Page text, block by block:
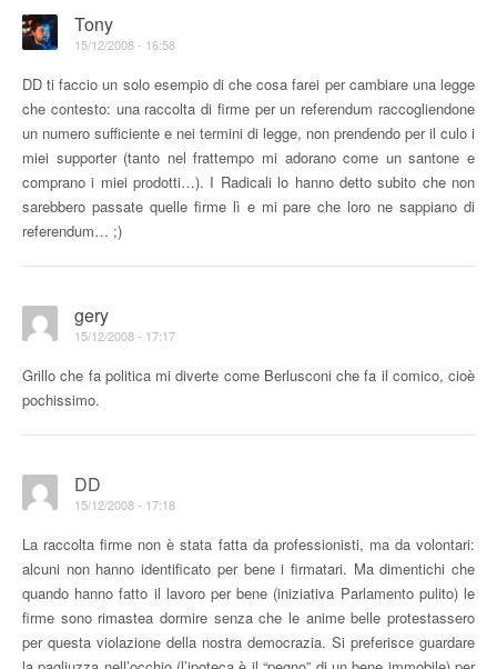
Tony
15/12/2008 - 16:58
DD ti faccio un solo esempio di che cosa farei per cambiare una legge
che contesto: una raccolta di firme per un referendum raccogliendone
un numero sufficiente e nei termini di legge, non prendendo per il culo i
miei supporter (tanto nel frattempo mi adorano come un santone e
comprano i miei prodotti…). I Radicali lo hanno detto subito che non
sarebbero passate quelle firme lì e mi pare che loro ne sappiano di
referendum… ;)
gery
15/12/2008 - 17:17
Grillo che fa politica mi diverte come Berlusconi che fa il comico, cioè
pochissimo.
DD
15/12/2008 - 17:18
La raccolta firme non è stata fatta da professionisti, ma da volontari:
alcuni non hanno identificato per bene i firmatari. Ma dimentichi che
quando hanno fatto il lavoro per bene (iniziativa Parlamento pulito) le
firme sono rimastea dormire senza che le anime belle protestassero
per questa violazione della nostra democrazia. Si preferisce guardare